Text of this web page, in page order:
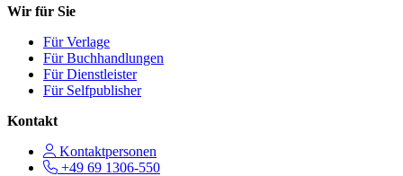
Wir für Sie
Für Verlage
Für Buchhandlungen
Für Dienstleister
Für Selfpublisher
Kontakt
Kontaktpersonen
+49 69 1306-550